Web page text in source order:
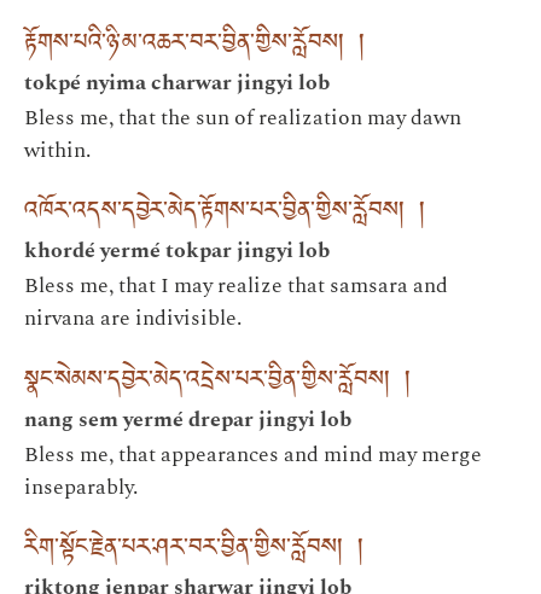
རྟོགས་པའི་ཉི་མ་འཆར་བར་བྱིན་གྱིས་རློབས། །
tokpé nyima charwar jingyi lob
Bless me, that the sun of realization may dawn
within.
འཁོར་འདས་དབྱེར་མེད་རྟོགས་པར་བྱིན་གྱིས་རློབས། །
khordé yermé tokpar jingyi lob
Bless me, that I may realize that samsara and
nirvana are indivisible.
སྣང་སེམས་དབྱེར་མེད་འདྲེས་པར་བྱིན་གྱིས་རློབས། །
nang sem yermé drepar jingyi lob
Bless me, that appearances and mind may merge
inseparably.
རིག་སྟོང་རྗེན་པར་ཤར་བར་བྱིན་གྱིས་རློབས། །
riktong jenpar sharwar jingyi lob